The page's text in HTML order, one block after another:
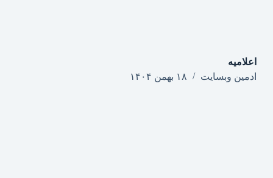
اعلامیه
ادمین وبسایت
۱۸ بهمن ۱۴۰۴